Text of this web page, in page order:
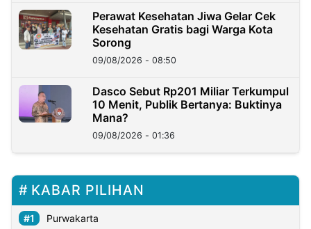
Perawat Kesehatan Jiwa Gelar Cek
Kesehatan Gratis bagi Warga Kota
Sorong
09/08/2026 - 08:50
Dasco Sebut Rp201 Miliar Terkumpul
10 Menit, Publik Bertanya: Buktinya
Mana?
09/08/2026 - 01:36
KABAR PILIHAN
Purwakarta